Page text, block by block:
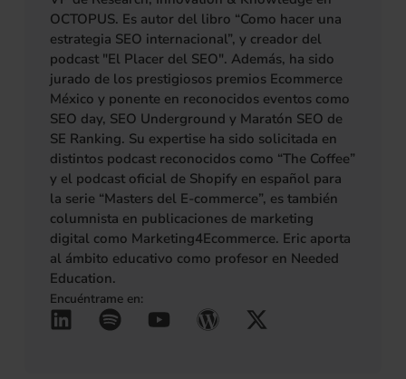
OCTOPUS. Es autor del libro “Como hacer una
estrategia SEO internacional”, y creador del
podcast "El Placer del SEO". Además, ha sido
jurado de los prestigiosos premios Ecommerce
México y ponente en reconocidos eventos como
SEO day, SEO Underground y Maratón SEO de
SE Ranking. Su expertise ha sido solicitada en
distintos podcast reconocidos como “The Coffee”
y el podcast oficial de Shopify en español para
la serie “Masters del E-commerce”, es también
columnista en publicaciones de marketing
digital como Marketing4Ecommerce. Eric aporta
al ámbito educativo como profesor en Needed
Education.
Encuéntrame en:
L
(se abre en una
S
(se abre en una
Y
(se abre en una
W
(se abre en
X
(se abre